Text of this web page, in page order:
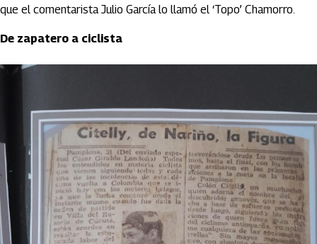
que el comentarista Julio García lo llamó el ‘Topo’ Chamorro.
De zapatero a ciclista